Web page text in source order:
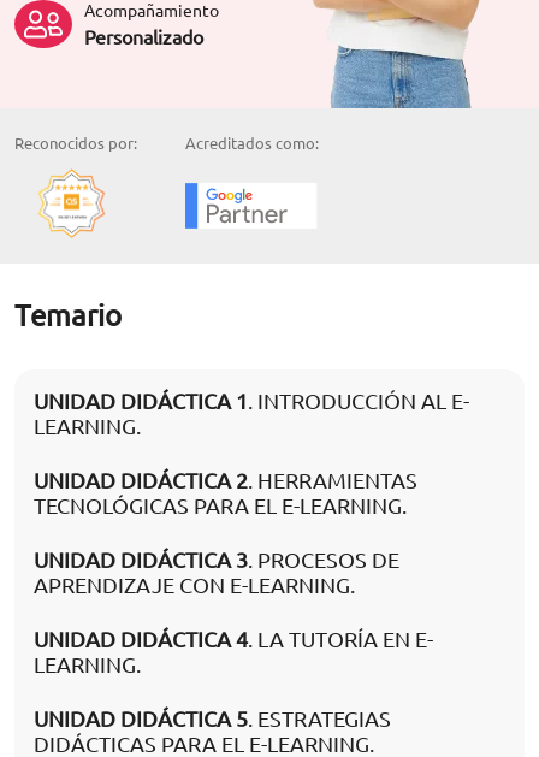
Acompañamiento
Personalizado
Reconocidos por: Acreditados como:
Temario
UNIDAD DIDÁCTICA 1. INTRODUCCIÓN AL E-
LEARNING.
UNIDAD DIDÁCTICA 2. HERRAMIENTAS
TECNOLÓGICAS PARA EL E-LEARNING.
UNIDAD DIDÁCTICA 3. PROCESOS DE
APRENDIZAJE CON E-LEARNING.
UNIDAD DIDÁCTICA 4. LA TUTORÍA EN E-
LEARNING.
UNIDAD DIDÁCTICA 5. ESTRATEGIAS
DIDÁCTICAS PARA EL E-LEARNING.